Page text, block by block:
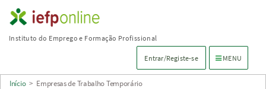
Saltar
para
principal
Instituto do Emprego e Formação Profissional
Entrar/Registe-se Menu de
MENU
Início > Empresas de Trabalho Temporário